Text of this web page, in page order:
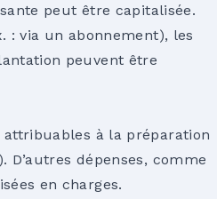
peut être capitalisée.
: via un abonnement), les
peuvent être
à la préparation
dépenses, comme
en charges.